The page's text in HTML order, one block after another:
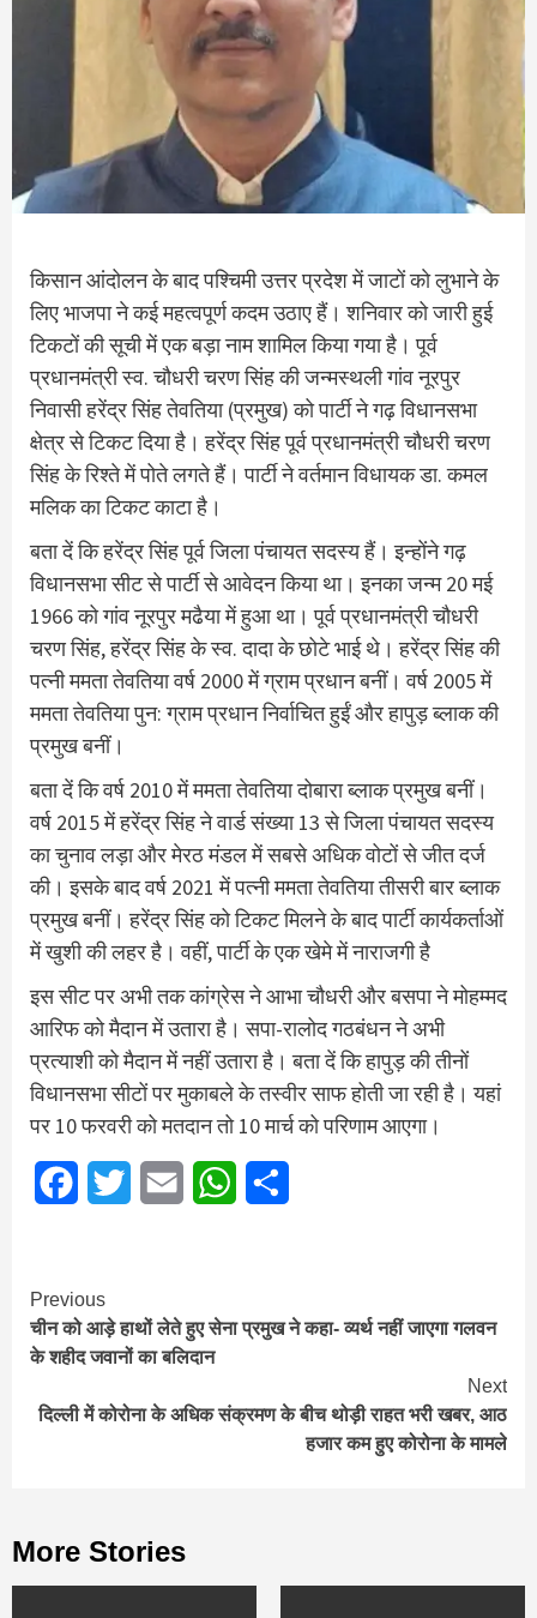
किसान आंदोलन के बाद पश्चिमी उत्तर प्रदेश में जाटों काे लुभाने के
लिए भाजपा ने कई महत्वपूर्ण कदम उठाए हैं। शनिवार को जारी हुई
टिकटों की सूची में एक बड़ा नाम शामिल किया गया है। पूर्व
प्रधानमंत्री स्व. चौधरी चरण सिंह की जन्मस्थली गांव नूरपुर
निवासी हरेंद्र सिंह तेवतिया (प्रमुख) को पार्टी ने गढ़ विधानसभा
क्षेत्र से टिकट दिया है। हरेंद्र सिंह पूर्व प्रधानमंत्री चौधरी चरण
सिंह के रिश्ते में पोते लगते हैं। पार्टी ने वर्तमान विधायक डा. कमल
मलिक का टिकट काटा है।
बता दें कि हरेंद्र सिंह पूर्व जिला पंचायत सदस्य हैं। इन्होंने गढ़
विधानसभा सीट से पार्टी से आवेदन किया था। इनका जन्म 20 मई
1966 को गांव नूरपुर मढैया में हुआ था। पूर्व प्रधानमंत्री चौधरी
चरण सिंह, हरेंद्र सिंह के स्व. दादा के छोटे भाई थे। हरेंद्र सिंह की
पत्नी ममता तेवतिया वर्ष 2000 में ग्राम प्रधान बनीं। वर्ष 2005 में
ममता तेवतिया पुन: ग्राम प्रधान निर्वाचित हुईं और हापुड़ ब्लाक की
प्रमुख बनीं।
बता दें कि वर्ष 2010 में ममता तेवतिया दोबारा ब्लाक प्रमुख बनीं।
वर्ष 2015 में हरेंद्र सिंह ने वार्ड संख्या 13 से जिला पंचायत सदस्य
का चुनाव लड़ा और मेरठ मंडल में सबसे अधिक वोटों से जीत दर्ज
की। इसके बाद वर्ष 2021 में पत्नी ममता तेवतिया तीसरी बार ब्लाक
प्रमुख बनीं। हरेंद्र सिंह को टिकट मिलने के बाद पार्टी कार्यकर्ताओं
में खुशी की लहर है। वहीं, पार्टी के एक खेमे में नाराजगी है
इस सीट पर अभी तक कांग्रेस ने आभा चौधरी और बसपा ने मोहम्मद
आरिफ को मैदान में उतारा है। सपा-रालोद गठबंधन ने अभी
प्रत्याशी को मैदान में नहीं उतारा है। बता दें कि हापुड़ की तीनों
विधानसभा सीटों पर मुकाबले के तस्वीर साफ होती जा रही है। यहां
पर 10 फरवरी को मतदान तो 10 मार्च को परिणाम आएगा।
FacebookTwitter Email WhatsApp
Continue
Reading
Previous
चीन को आड़े हाथों लेते हुए सेना प्रमुख ने कहा- व्‍यर्थ नहीं जाएगा गलवन
के शहीद जवानों का बलिदान
Next
दिल्ली में कोरोना के अधिक संक्रमण के बीच थोड़ी राहत भरी खबर, आठ
हजार कम हुए कोरोना के मामले
More Stories